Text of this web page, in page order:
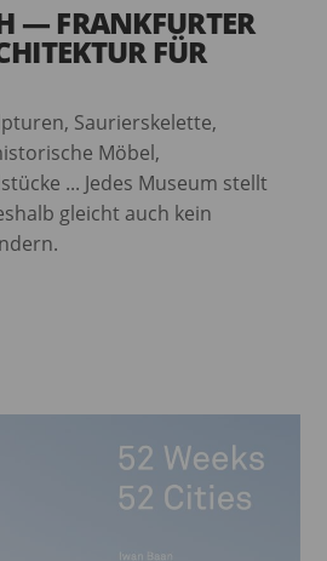
— FRANKFURTER
FÜR
Saurierskelette,
Möbel,
... Jedes Museum stellt
gleicht auch kein